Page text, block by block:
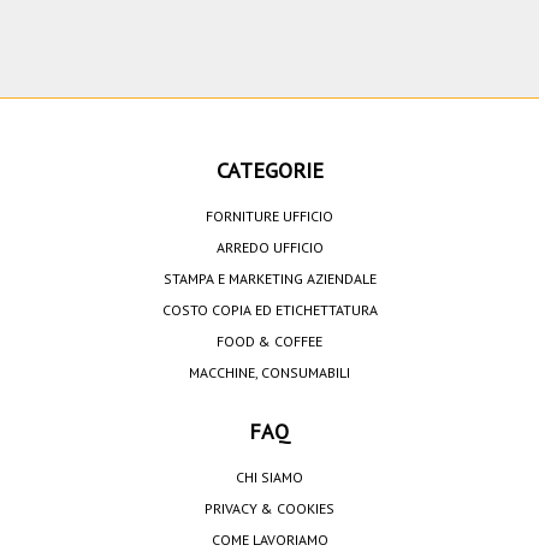
CATEGORIE
FORNITURE UFFICIO
ARREDO UFFICIO
STAMPA E MARKETING AZIENDALE
COSTO COPIA ED ETICHETTATURA
FOOD & COFFEE
MACCHINE, CONSUMABILI
FAQ
CHI SIAMO
PRIVACY & COOKIES
COME LAVORIAMO